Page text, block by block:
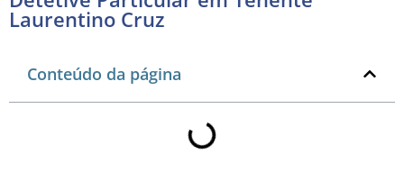
Laurentino Cruz
Conteúdo da página